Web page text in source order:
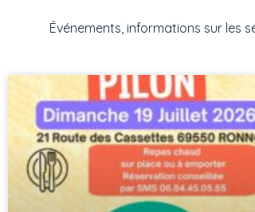
Événements, informations sur les